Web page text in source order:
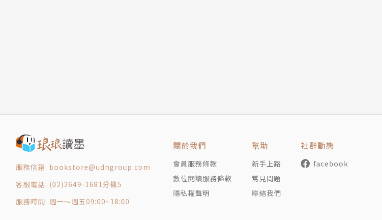
論獎助。出版品包括學術專書、大眾小說、動漫畫同人誌。近作為《花開時節》、《撈月之人
軼聞──鍵》。現階段全心投入創作台灣日治時期歷史小說。
Facebook｜楊双子 www.facebook.com/maopintwins/
Blog｜楊双子_百合,愛有力 maopintwins.blogspot.tw/
這是文學少女的想像
服務信箱: bookstore@udngroup.com
客服電話: (02)2649-1681分機5
服務時間: 週一～週五09:00~18:00
關於我們
會員服務條款
數位閱讀服務條款
隱私權聲明
幫助
新手上路
常見問題
聯絡我們
社群動態
facebook